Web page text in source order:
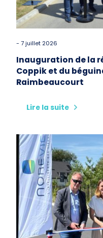
- 7 juillet 2026
Inauguration de la
Coppik et du
Raimbeaucourt
Lire la suite